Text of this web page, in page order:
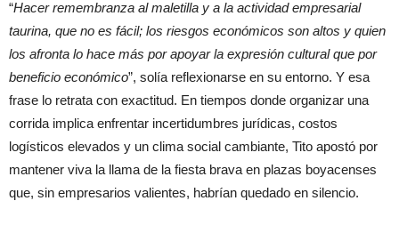
“Hacer remembranza al maletilla y a la actividad empresarial
taurina, que no es fácil; los riesgos económicos son altos y quien
los afronta lo hace más por apoyar la expresión cultural que por
beneficio económico”, solía reflexionarse en su entorno. Y esa
frase lo retrata con exactitud. En tiempos donde organizar una
corrida implica enfrentar incertidumbres jurídicas, costos
logísticos elevados y un clima social cambiante, Tito apostó por
mantener viva la llama de la fiesta brava en plazas boyacenses
que, sin empresarios valientes, habrían quedado en silencio.